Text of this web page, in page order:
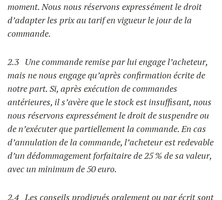
moment. Nous nous réservons expressément le droit
d’adapter les prix au tarif en vigueur le jour de la
commande.
2.3 Une commande remise par lui engage l’acheteur,
mais ne nous engage qu’après confirmation écrite de
notre part. Si, après exécution de commandes
antérieures, il s’avère que le stock est insuffisant, nous
nous réservons expressément le droit de suspendre ou
de n’exécuter que partiellement la commande. En cas
d’annulation de la commande, l’acheteur est redevable
d’un dédommagement forfaitaire de 25 % de sa valeur,
avec un minimum de 50 euro.
2.4 Les conseils prodigués oralement ou par écrit sont